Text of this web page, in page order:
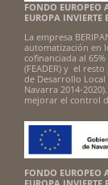
FONDO EUROPEO
EUROPA INVIERTE
La empresa
automatización en
cofinanciada al
(FEADER) y el
de Desarrollo Local
Navarra 2014-
mejorar el control
FONDO EUROPEO